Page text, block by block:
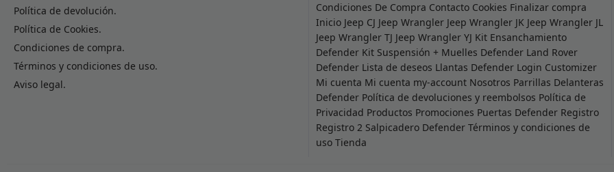
Política de devolución.
Política de Cookies.
Condiciones de compra.
Términos y condiciones de uso.
Aviso legal.
Condiciones De Compra Contacto Cookies Finalizar compra
Inicio Jeep CJ Jeep Wrangler Jeep Wrangler JK Jeep Wrangler JL
Jeep Wrangler TJ Jeep Wrangler YJ Kit Ensanchamiento
Defender Kit Suspensión + Muelles Defender Land Rover
Defender Lista de deseos Llantas Defender Login Customizer
Mi cuenta Mi cuenta my-account Nosotros Parrillas Delanteras
Defender Política de devoluciones y reembolsos Política de
Privacidad Productos Promociones Puertas Defender Registro
Registro 2 Salpicadero Defender Términos y condiciones de
uso Tienda